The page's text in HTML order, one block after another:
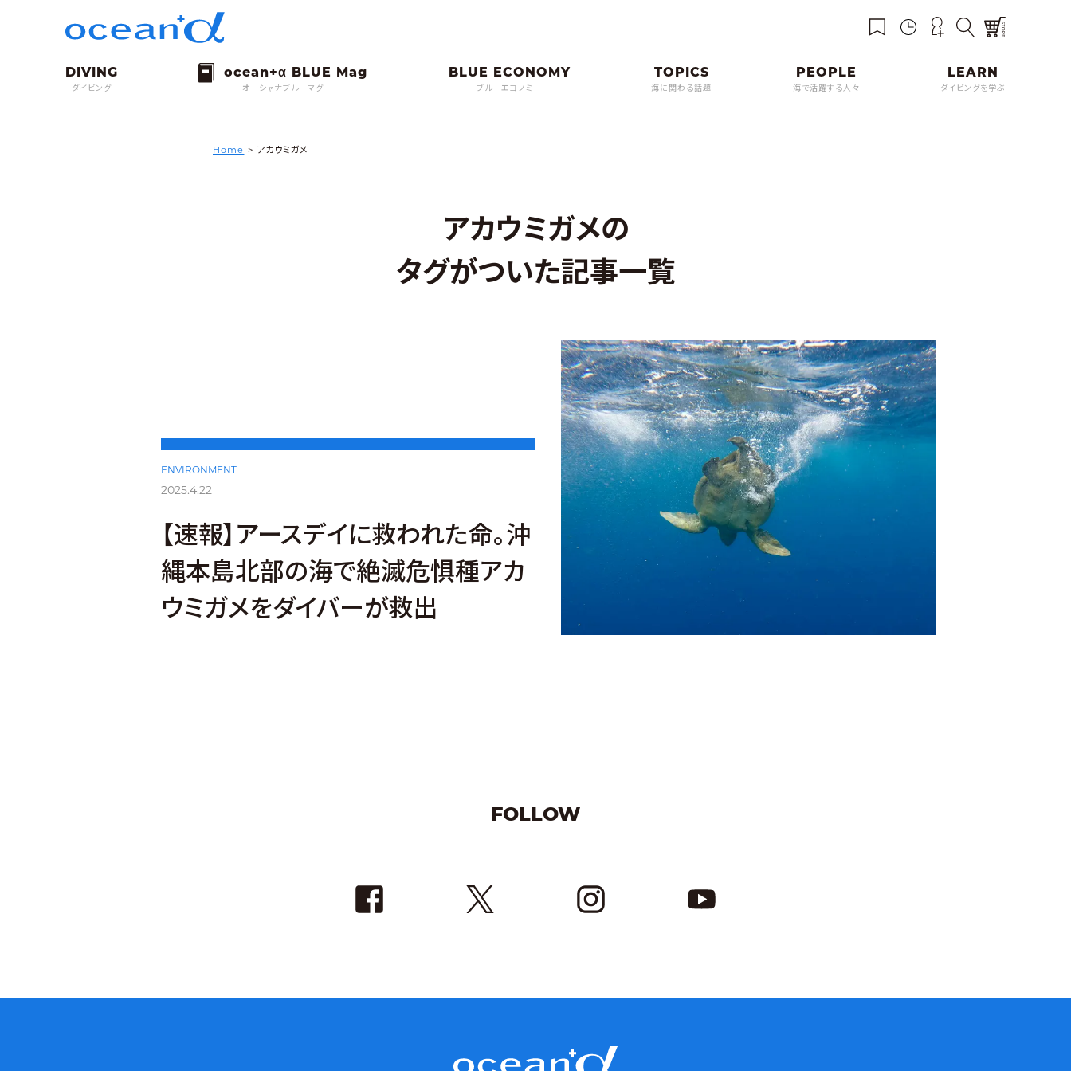
ダイビング オーシャナブルーマグ ブルーエコノミー 海に関わる話題 海で活躍する人々 ダイビングを学ぶ
Home > アカウミガメ
アカウミガメの
タグがついた記事一覧
ENVIRONMENT
2025.4.22
【速報】アースデイに救われた命。沖
縄本島北部の海で絶滅危惧種アカ
ウミガメをダイバーが救出
FOLLOW